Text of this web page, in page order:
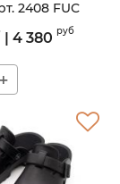
2408 FUC
| 4 380 руб
+